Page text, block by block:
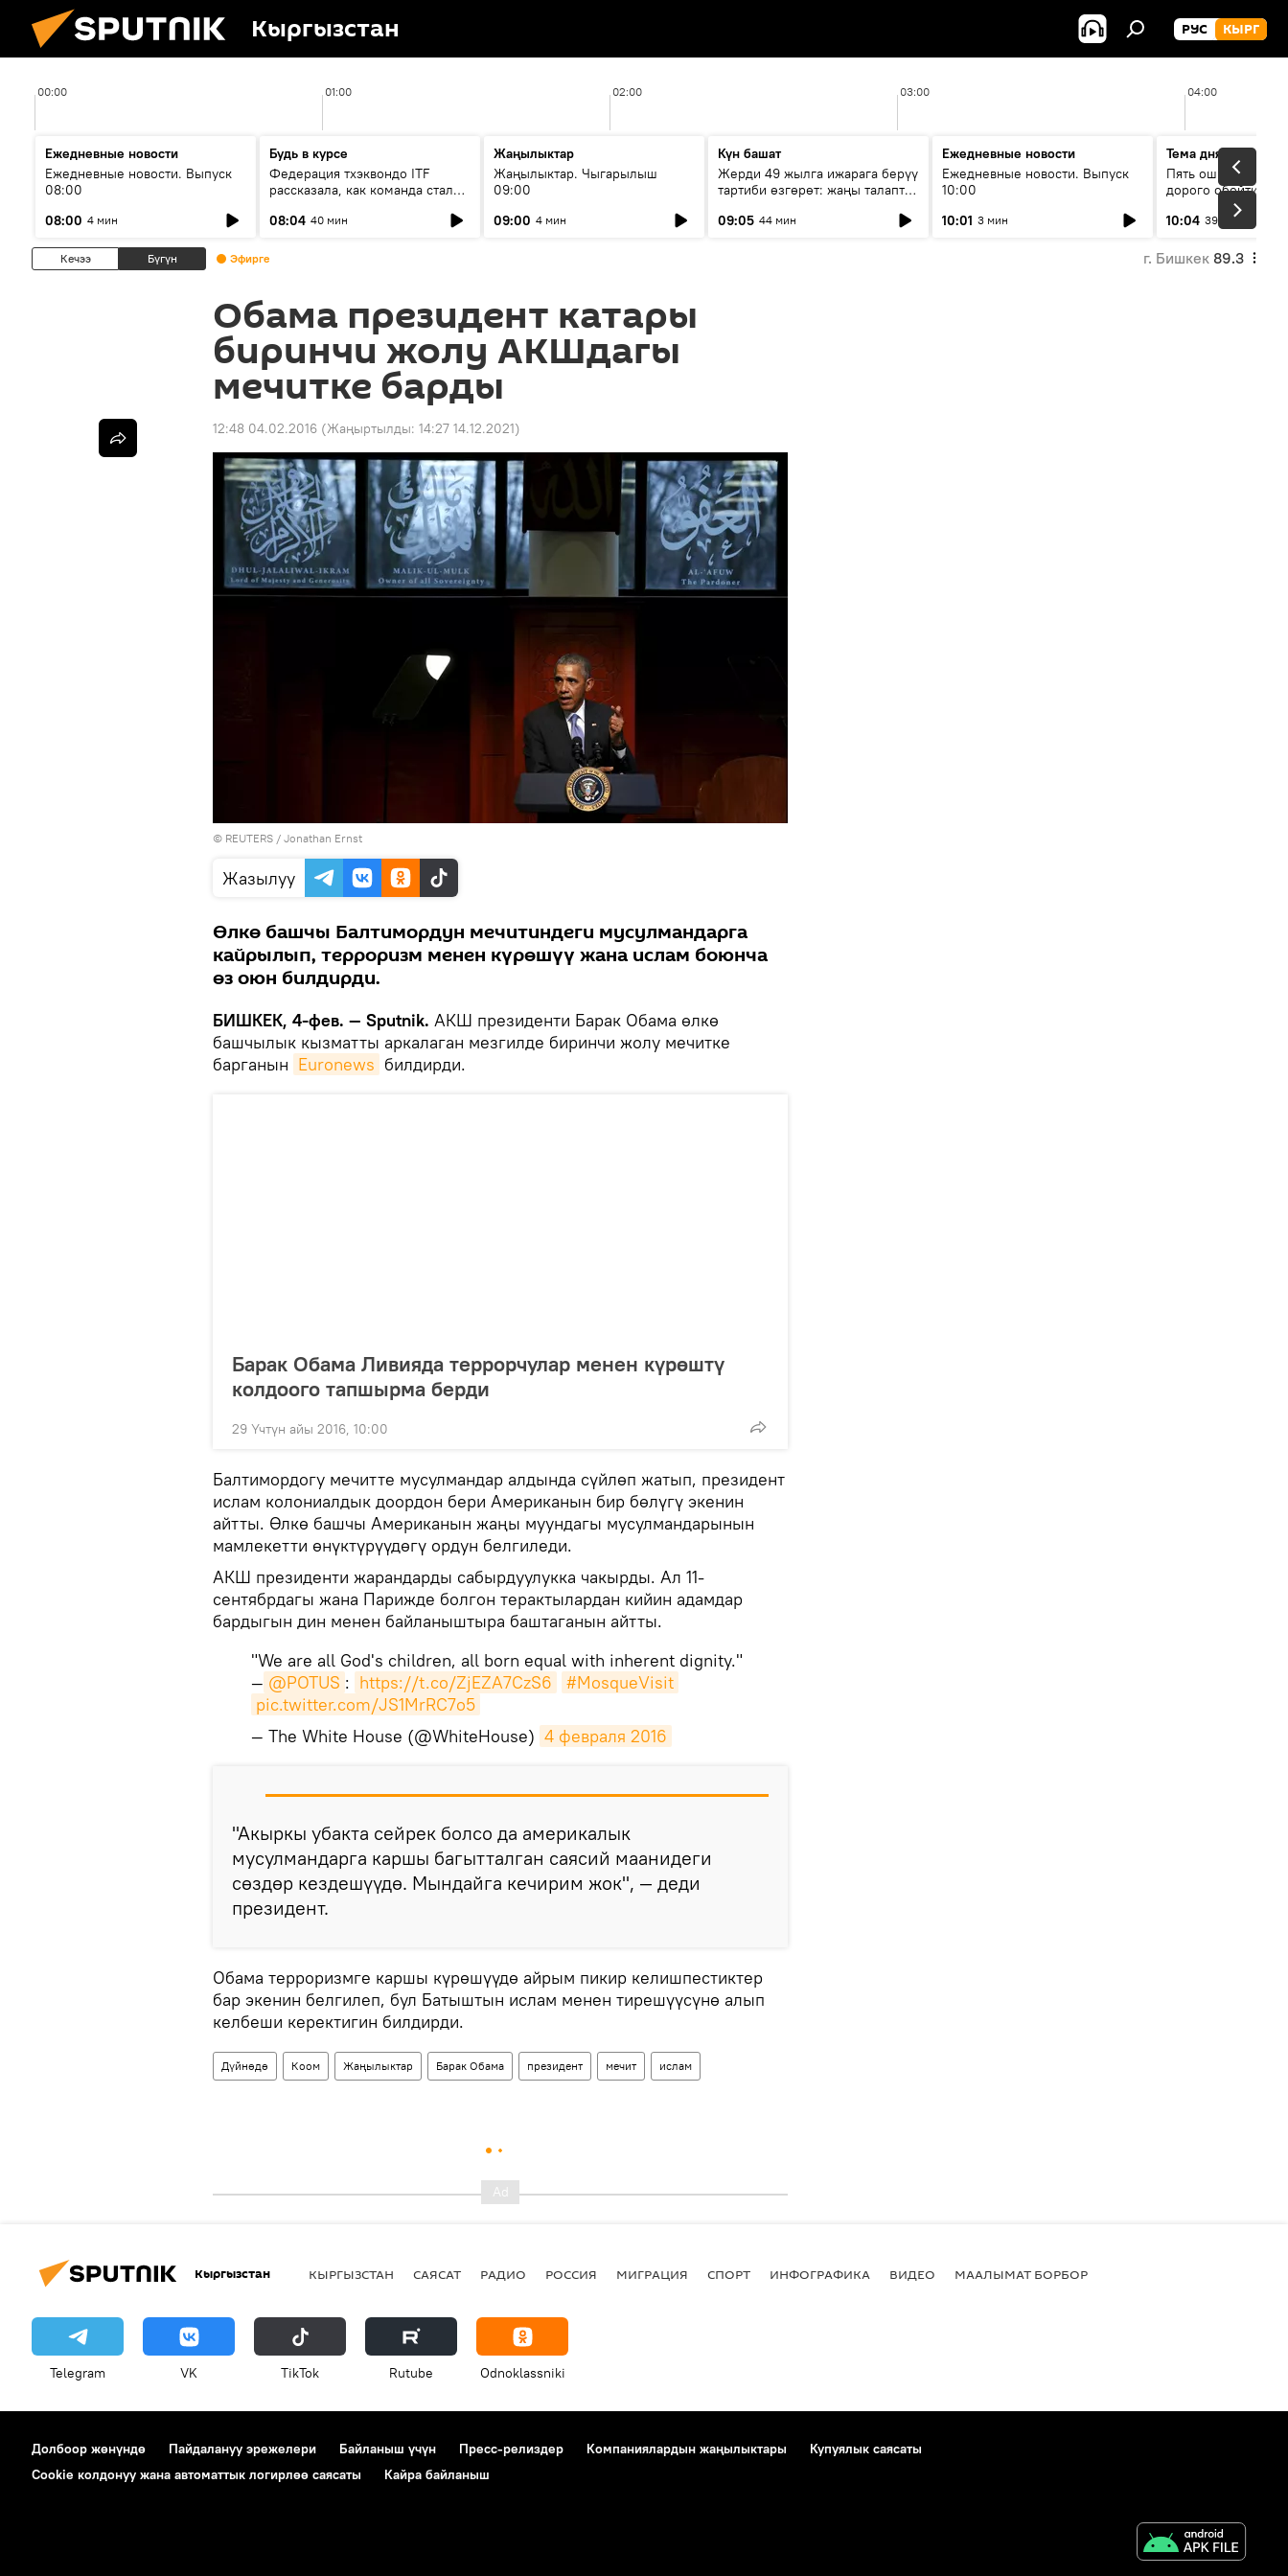
Кыргызстан РУС КЫРГ
00:00 01:00 02:00 03:00 04:00
Ежедневные новости
Ежедневные новости. Выпуск
08:00
08:00 4 мин
Будь в курсе
Федерация тхэквондо ITF
рассказала, как команда стала
08:04 40 мин
Жаңылыктар
Жаңылыктар. Чыгарылыш
09:00
09:00 4 мин
Күн башат
Жерди 49 жылга ижарага берүү
тартиби өзгөрөт: жаңы талаптар
09:05 44 мин
Ежедневные новости
Ежедневные новости. Выпуск
10:00
10:01 3 мин
Тема дня
Пять ошибок
дорого обойтись
10:04 39 мин
Кечээ Бүгүн Эфирге г. Бишкек 89.3
Обама президент катары
биринчи жолу АКШдагы
мечитке барды
12:48 04.02.2016 (Жаңыртылды: 14:27 14.12.2021)
© REUTERS / Jonathan Ernst
Жазылуу
Өлкө башчы Балтимордун мечитиндеги мусулмандарга
кайрылып, терроризм менен күрөшүү жана ислам боюнча
өз оюн билдирди.
БИШКЕК, 4-фев. — Sputnik. АКШ президенти Барак Обама өлкө
башчылык кызматты аркалаган мезгилде биринчи жолу мечитке
барганын Euronews билдирди.
Барак Обама Ливияда террорчулар менен күрөштү
колдоого тапшырма берди
29 Үчтүн айы 2016, 10:00
Балтимордогу мечитте мусулмандар алдында сүйлөп жатып, президент
ислам колониалдык доордон бери Американын бир бөлүгү экенин
айтты. Өлкө башчы Американын жаңы муундагы мусулмандарынын
мамлекетти өнүктүрүүдөгү ордун белгиледи.
АКШ президенти жарандарды сабырдуулукка чакырды. Ал 11-
сентябрдагы жана Парижде болгон терактылардан кийин адамдар
бардыгын дин менен байланыштыра баштаганын айтты.
"We are all God's children, all born equal with inherent dignity."
— @POTUS : https://t.co/ZjEZA7CzS6
#MosqueVisit
pic.twitter.com/JS1MrRC7o5
— The White House (@WhiteHouse) 4 февраля 2016
"Акыркы убакта сейрек болсо да америкалык
мусулмандарга каршы багытталган саясий маанидеги
сөздөр кездешүүдө. Мындайга кечирим жок", — деди
президент.
Обама терроризмге каршы күрөшүүдө айрым пикир келишпестиктер
бар экенин белгилеп, бул Батыштын ислам менен тирешүүсүнө алып
келбеши керектигин билдирди.
Дүйнөдө Коом Жаңылыктар Барак Обама президент мечит ислам
Кыргызстан КЫРГЫЗСТАН САЯСАТ РАДИО РОССИЯ МИГРАЦИЯ СПОРТ ИНФОГРАФИКА ВИДЕО МААЛЫМАТ БОРБОР
Telegram VK ТikТоk Rutube Odnoklassniki
Долбоор жөнүндө Пайдалануу эрежелери Байланыш үчүн Пресс-релиздер Компаниялардын жаңылыктары
Купуялык саясаты
Cookie колдонуу жана автоматтык логирлөө саясаты
Кайра байланыш